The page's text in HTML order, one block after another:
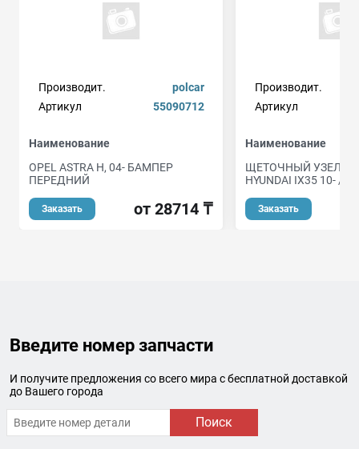
Производит.
polcar
Артикул
55090712
Наименование
OPEL ASTRA H, 04- БАМПЕР
ПЕРЕДНИЙ
Заказать от 28714 ₸
Производит.
Артикул
Наименование
ЩЕТОЧНЫЙ УЗЕЛ
HYUNDAI IX35 10- /
Заказать
Введите номер запчасти
И получите предложения со всего мира с бесплатной доставкой
до Вашего города
Поиск